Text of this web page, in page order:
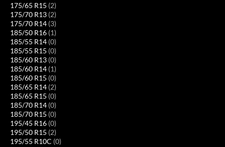
175/65 R15 (2)
175/70 R13 (2)
175/70 R14 (3)
185/50 R16 (1)
185/55 R14 (0)
185/55 R15 (0)
185/60 R13 (0)
185/60 R14 (1)
185/60 R15 (0)
185/65 R14 (2)
185/65 R15 (0)
185/70 R14 (0)
185/70 R15 (0)
195/45 R16 (0)
195/50 R15 (2)
195/55 R10C (0)